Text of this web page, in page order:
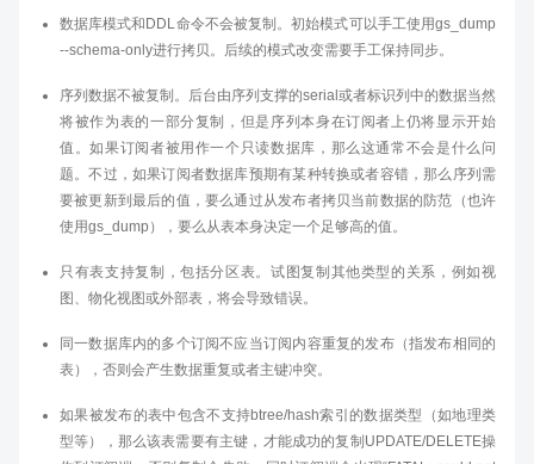
数据库模式和DDL命令不会被复制。初始模式可以手工使用gs_dump
--schema-only进行拷贝。后续的模式改变需要手工保持同步。
序列数据不被复制。后台由序列支撑的serial或者标识列中的数据当然
将被作为表的一部分复制，但是序列本身在订阅者上仍将显示开始
值。如果订阅者被用作一个只读数据库，那么这通常不会是什么问
题。不过，如果订阅者数据库预期有某种转换或者容错，那么序列需
要被更新到最后的值，要么通过从发布者拷贝当前数据的防范（也许
使用gs_dump），要么从表本身决定一个足够高的值。
只有表支持复制，包括分区表。试图复制其他类型的关系，例如视
图、物化视图或外部表，将会导致错误。
同一数据库内的多个订阅不应当订阅内容重复的发布（指发布相同的
表），否则会产生数据重复或者主键冲突。
如果被发布的表中包含不支持btree/hash索引的数据类型（如地理类
型等），那么该表需要有主键，才能成功的复制UPDATE/DELETE操